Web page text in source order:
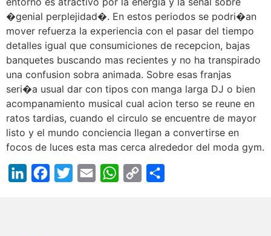
�genial perplejidad�. En estos periodos se podri�an
mover refuerza la experiencia con el pasar del tiempo
detalles igual que consumiciones de recepcion, bajas
banquetes buscando mas recientes y no ha transpirado
una confusion sobra animada. Sobre esas franjas
seri�a usual dar con tipos con manga larga DJ o bien
acompanamiento musical cual acion terso se reune en
ratos tardias, cuando el circulo se encuentre de mayor
listo y el mundo conciencia llegan a convertirse en
focos de luces esta mas cerca alrededor del moda gym.
LinkedInFacebook
TwitterEmail WhatsApp
Copy